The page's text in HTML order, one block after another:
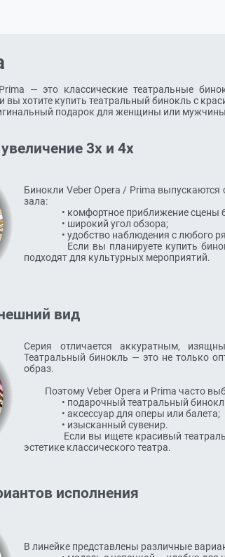
— это классические театральные
вы хотите купить театральный бинокль с
подарок для женщины или
3x и 4x
Бинокли Veber Opera / Prima
зала:
подходят для культурных мероприятий.
вид
Серия отличается аккуратным,
Театральный бинокль — это не только
образ.
эстетике классического театра.
исполнения
В линейке представлены различные